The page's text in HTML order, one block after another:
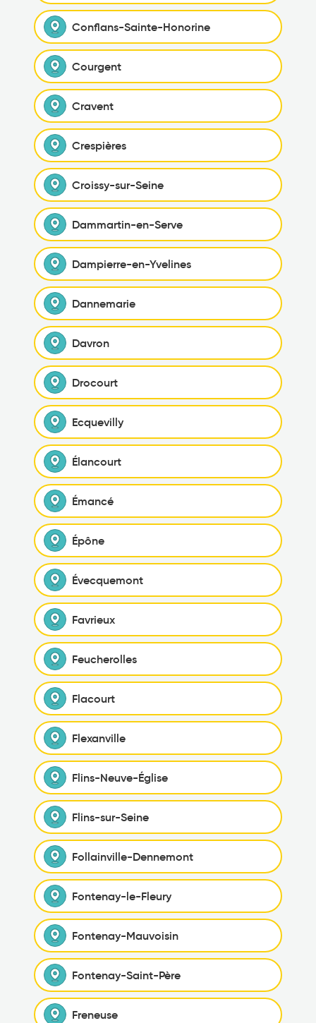
Conflans-Sainte-Honorine
Courgent
Cravent
Crespières
Croissy-sur-Seine
Dammartin-en-Serve
Dampierre-en-Yvelines
Dannemarie
Davron
Drocourt
Ecquevilly
Élancourt
Émancé
Épône
Évecquemont
Favrieux
Feucherolles
Flacourt
Flexanville
Flins-Neuve-Église
Flins-sur-Seine
Follainville-Dennemont
Fontenay-le-Fleury
Fontenay-Mauvoisin
Fontenay-Saint-Père
Freneuse